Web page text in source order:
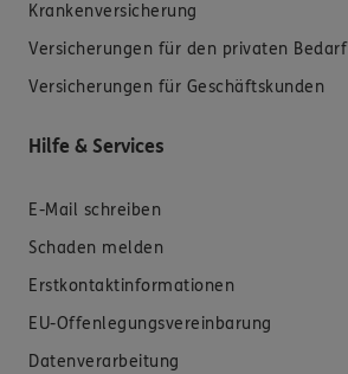
Krankenversicherung
Versicherungen für den privaten Bedarf
Versicherungen für Geschäftskunden
Hilfe & Services
E-Mail schreiben
Schaden melden
Erstkontaktinformationen
EU-Offenlegungsvereinbarung
Datenverarbeitung